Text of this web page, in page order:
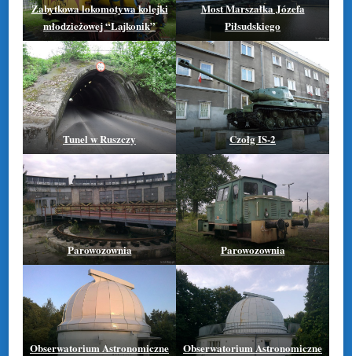
Zabytkowa lokomotywa kolejki
młodzieżowej “Lajkonik”
Most Marszałka Józefa
Piłsudskiego
Tunel w Ruszczy Czołg IS-2
Parowozownia Parowozownia
Obserwatorium Astronomiczne
Obserwatorium Astronomiczne